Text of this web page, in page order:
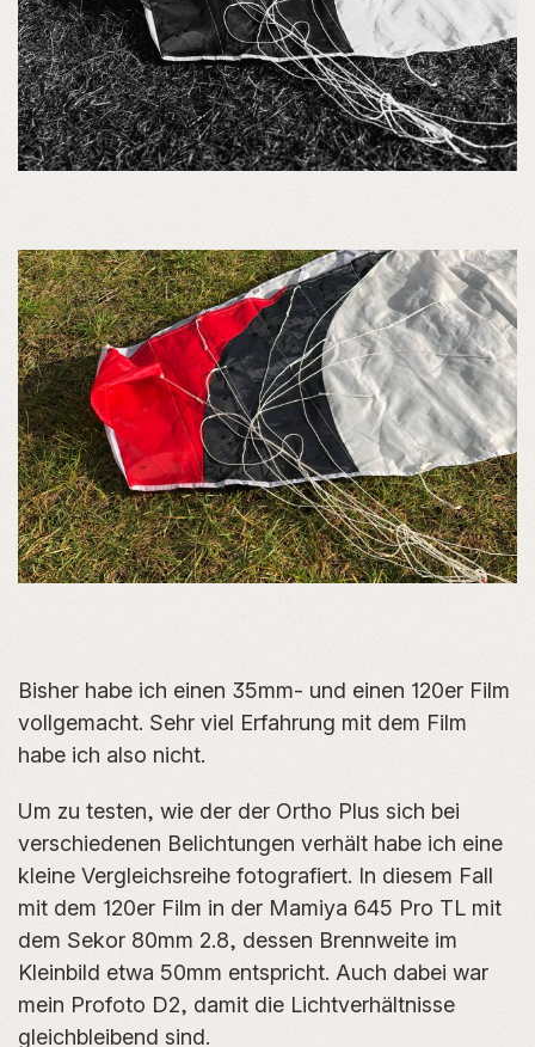
Bisher habe ich einen 35mm- und einen 120er Film
vollgemacht. Sehr viel Erfahrung mit dem Film
habe ich also nicht.
Um zu testen, wie der der Ortho Plus sich bei
verschiedenen Belichtungen verhält habe ich eine
kleine Vergleichsreihe fotografiert. In diesem Fall
mit dem 120er Film in der Mamiya 645 Pro TL mit
dem Sekor 80mm 2.8, dessen Brennweite im
Kleinbild etwa 50mm entspricht. Auch dabei war
mein Profoto D2, damit die Lichtverhältnisse
gleichbleibend sind.